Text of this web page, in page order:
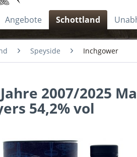
Angebote Schottland
Speyside Inchgower
2007/2025
54,2% vol